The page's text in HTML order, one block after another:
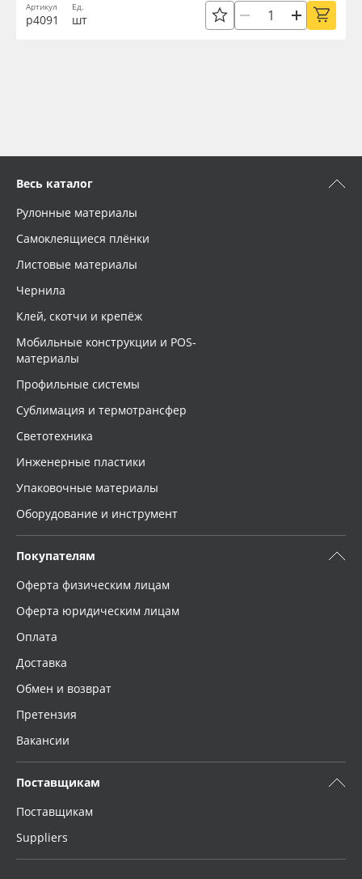
Артикул
р4091
Ед.
шт
Весь каталог
Рулонные материалы
Самоклеящиеся плёнки
Листовые материалы
Чернила
Клей, скотчи и крепёж
Мобильные конструкции и POS-
материалы
Профильные системы
Сублимация и термотрансфер
Светотехника
Инженерные пластики
Упаковочные материалы
Оборудование и инструмент
Покупателям
Оферта физическим лицам
Оферта юридическим лицам
Оплата
Доставка
Обмен и возврат
Претензия
Вакансии
Поставщикам
Поставщикам
Suppliers